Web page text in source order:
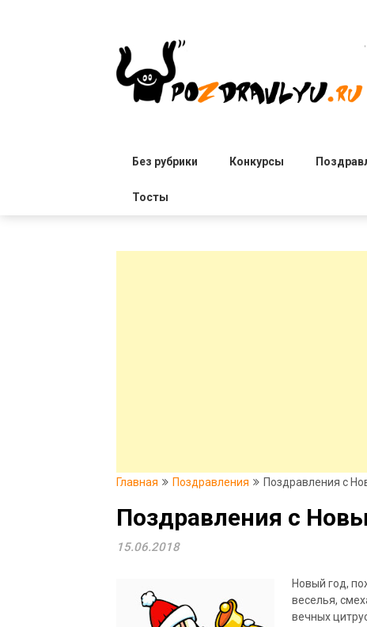
Без рубрики Конкурсы
Тосты
Главная Поздравления Поздравления с
Поздравления с
15.06.2018
Новый год,
веселья,
вечных